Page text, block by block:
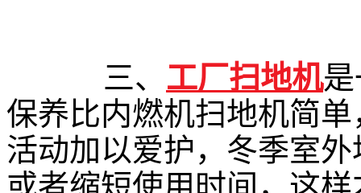
三、 工厂扫地机
保养比内燃机扫地机简
活动加以爱护，冬季室